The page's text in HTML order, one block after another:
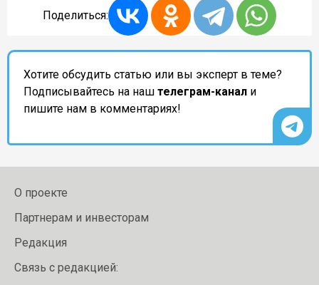
Поделиться:
Хотите обсудить статью или вы эксперт в теме?
Подписывайтесь на наш телеграм-канал и
пишите нам в комментариях!
О проекте
Партнерам и инвесторам
Редакция
Связь с редакцией: